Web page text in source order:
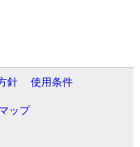
針
使用条件
ップ